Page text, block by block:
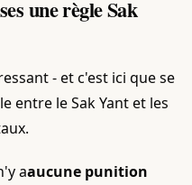
une règle Sak
- et c'est ici que se
entre le Sak Yant et les
aaucune punition